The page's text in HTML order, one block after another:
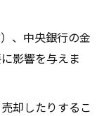
、中央銀行の金
影響を与えま
却したりするこ